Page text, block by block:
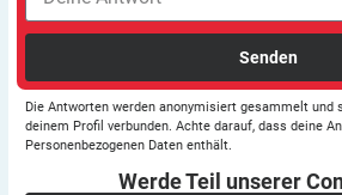
Senden
Die Antworten werden anonymisiert gesammelt und
deinem Profil verbunden. Achte darauf, dass deine
Personenbezogenen Daten enthält.
Werde Teil unserer